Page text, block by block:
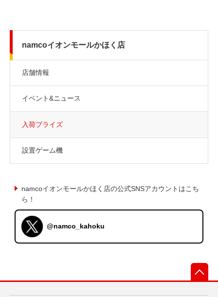
namcoイオンモールかほく店
店舗情報
イベント&ニュース
入荷プライズ
設置ゲーム機
namcoイオンモールかほく店の公式SNSアカウントはこち
ら！
@namco_kahoku